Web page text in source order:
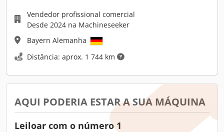
Vendedor profissional comercial
Desde 2024 na Machineseeker
Bayern Alemanha
Distância: aprox. 1 744 km
AQUI PODERIA ESTAR A SUA MÁQUINA
Leiloar com o número 1